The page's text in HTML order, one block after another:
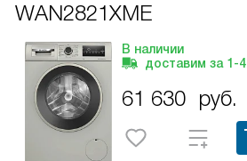
WAN2821XME
В наличии
доставим за 1-4
61 630 руб.